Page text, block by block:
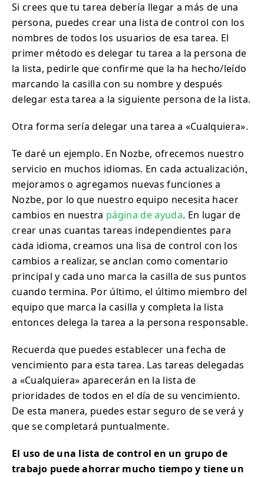
Si crees que tu tarea debería llegar a más de una
persona, puedes crear una lista de control con los
nombres de todos los usuarios de esa tarea. El
primer método es delegar tu tarea a la persona de
la lista, pedirle que confirme que la ha hecho/leído
marcando la casilla con su nombre y después
delegar esta tarea a la siguiente persona de la lista.
Otra forma sería delegar una tarea a «Cualquiera».
Te daré un ejemplo. En Nozbe, ofrecemos nuestro
servicio en muchos idiomas. En cada actualización,
mejoramos o agregamos nuevas funciones a
Nozbe, por lo que nuestro equipo necesita hacer
cambios en nuestra página de ayuda. En lugar de
crear unas cuantas tareas independientes para
cada idioma, creamos una lisa de control con los
cambios a realizar, se anclan como comentario
principal y cada uno marca la casilla de sus puntos
cuando termina. Por último, el último miembro del
equipo que marca la casilla y completa la lista
entonces delega la tarea a la persona responsable.
Recuerda que puedes establecer una fecha de
vencimiento para esta tarea. Las tareas delegadas
a «Cualquiera» aparecerán en la lista de
prioridades de todos en el día de su vencimiento.
De esta manera, puedes estar seguro de se verá y
que se completará puntualmente.
El uso de una lista de control en un grupo de
trabajo puede ahorrar mucho tiempo y tiene un